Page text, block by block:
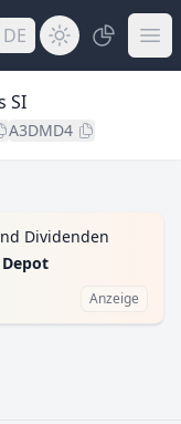
DE
SI
A3DMD4
Dividenden
Anzeige